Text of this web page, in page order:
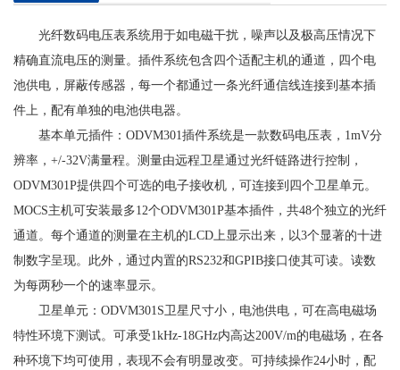
光纤数码电压表系统用于如电磁干扰，噪声以及极高压情况下
精确直流电压的测量。插件系统包含四个适配主机的通道，四个电
池供电，屏蔽传感器，每一个都通过一条光纤通信线连接到基本插
件上，配有单独的电池供电器。
基本单元插件：ODVM301插件系统是一款数码电压表，1mV分
辨率，+/-32V满量程。测量由远程卫星通过光纤链路进行控制，
ODVM301P提供四个可选的电子接收机，可连接到四个卫星单元。
MOCS主机可安装最多12个ODVM301P基本插件，共48个独立的光纤
通道。每个通道的测量在主机的LCD上显示出来，以3个显著的十进
制数字呈现。此外，通过内置的RS232和GPIB接口使其可读。读数
为每两秒一个的速率显示。
卫星单元：ODVM301S卫星尺寸小，电池供电，可在高电磁场
特性环境下测试。可承受1kHz-18GHz内高达200V/m的电磁场，在各
种环境下均可使用，表现不会有明显改变。可持续操作24小时，配